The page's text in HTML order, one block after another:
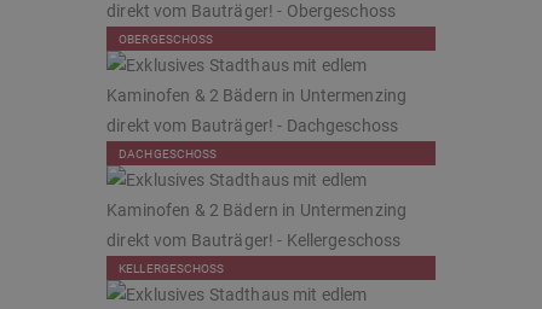
OBERGESCHOSS
DACHGESCHOSS
KELLERGESCHOSS